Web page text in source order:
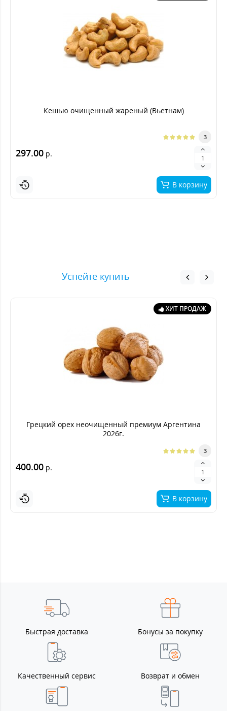
Кешью очищенный жареный (Вьетнам)
3
297.00 р.
В корзину
Успейте купить
ХИТ ПРОДАЖ
Грецкий орех неочищенный премиум Аргентина
2026г.
3
400.00 р.
В корзину
Быстрая доставка Бонусы за покупку
Качественный сервис Возврат и обмен